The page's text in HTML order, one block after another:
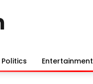
Politics Entertainment